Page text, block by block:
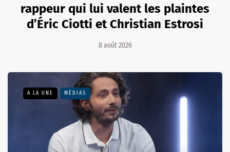
rappeur qui lui valent les plaintes
d’Éric Ciotti et Christian Estrosi
8 août 2026
A LA UNE MÉDIAS